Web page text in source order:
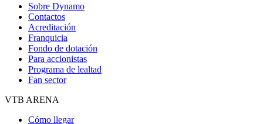
Sobre Dynamo
Contactos
Acreditación
Franquicia
Fondo de dotación
Para accionistas
Programa de lealtad
Fan sector
VTB ARENA
Cómo llegar